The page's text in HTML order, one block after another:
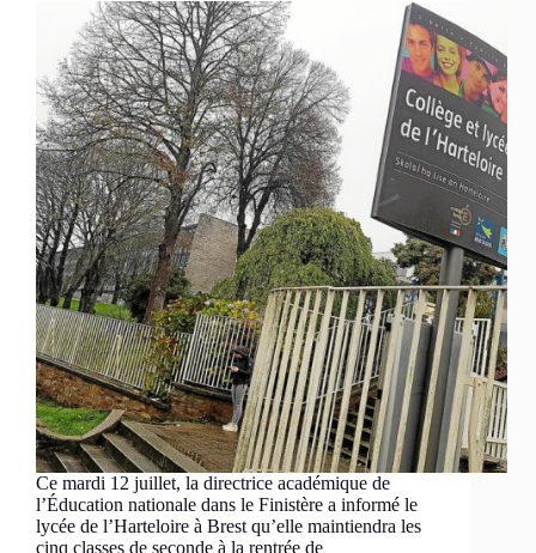
Ce mardi 12 juillet, la directrice académique de
l’Éducation nationale dans le Finistère a informé le
lycée de l’Harteloire à Brest qu’elle maintiendra les
cinq classes de seconde à la rentrée de